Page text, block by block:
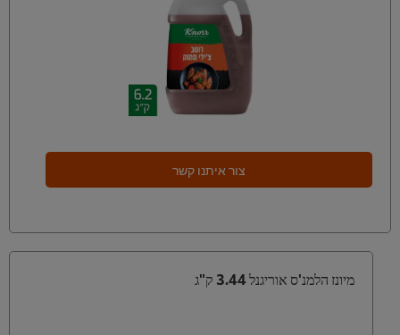
צור איתנו קשר
מיונז הלמנ'ס אוריגנל 3.44 ק"ג